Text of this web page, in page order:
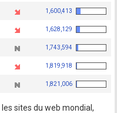
1,600,413
1,628,129
1,743,594
1,819,918
1,821,006
sites du web mondial,